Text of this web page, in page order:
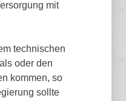
mit
technischen
oder den
kommen, so
sollte